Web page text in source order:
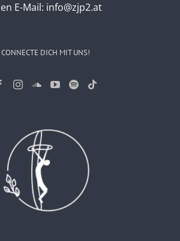
E-Mail: info@zjp2.at
CONNECTE DICH MIT UNS!